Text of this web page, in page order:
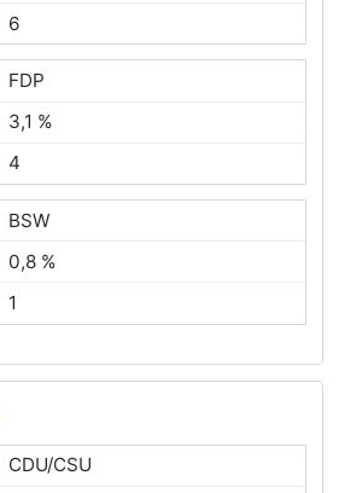
6
FDP
3,1 %
4
BSW
0,8 %
1
CDU/CSU